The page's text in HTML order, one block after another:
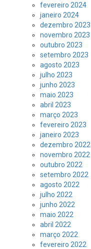
fevereiro 2024
janeiro 2024
dezembro 2023
novembro 2023
outubro 2023
setembro 2023
agosto 2023
julho 2023
junho 2023
maio 2023
abril 2023
março 2023
fevereiro 2023
janeiro 2023
dezembro 2022
novembro 2022
outubro 2022
setembro 2022
agosto 2022
julho 2022
junho 2022
maio 2022
abril 2022
março 2022
fevereiro 2022